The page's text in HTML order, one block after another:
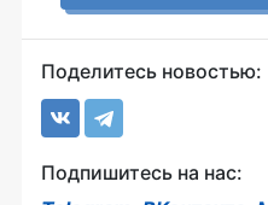
Поделитесь новостью:
Подпишитесь на нас: